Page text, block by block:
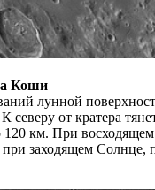
Коши
лунной
от кратера
км. При
заходящем